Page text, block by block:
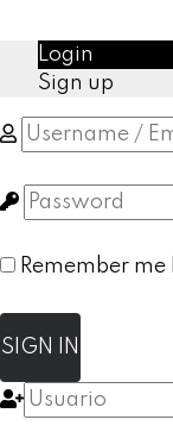
Login
Sign up
Remember me
SIGN IN